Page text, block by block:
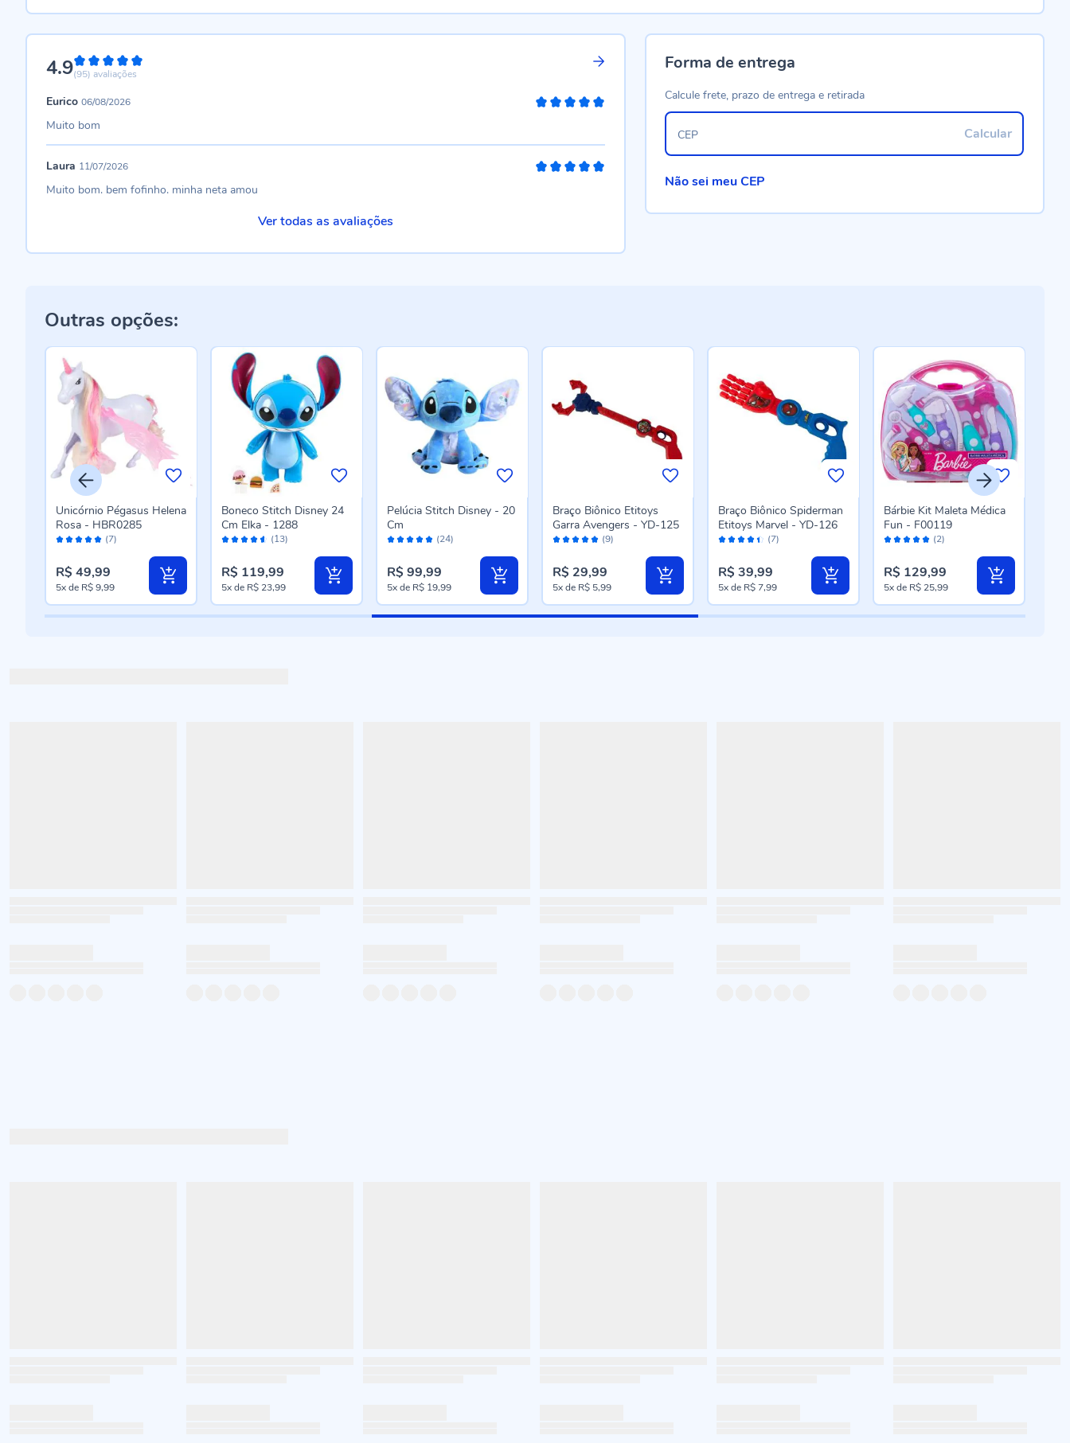
4.998%
(95) avaliações
Eurico 06/08/2026
Muito bom
Laura 11/07/2026
Muito bom. bem fofinho. minha neta amou
Ver todas as avaliações
Forma de entrega
Calcule frete, prazo de entrega e retirada
Calcular
CEP
Não sei meu CEP
Outras opções:
Avaliação: (7)
Unicórnio Pégasus Helena
Rosa - HBR0285
R$ 49,99
5xde R$ 9,99
Avaliação: (13)
Boneco Stitch Disney 24
Cm Elka - 1288
R$ 119,99
5xde R$ 23,99
Avaliação: (24)
Pelúcia Stitch Disney - 20
Cm
R$ 99,99
5xde R$ 19,99
Avaliação: (9)
Braço Biônico Etitoys
Garra Avengers - YD-125
R$ 29,99
5xde R$ 5,99
Avaliação: (7)
Braço Biônico Spiderman
Etitoys Marvel - YD-126
R$ 39,99
5xde R$ 7,99
Avaliação: (2)
Bárbie Kit Maleta Médica
Fun - F00119
R$ 129,99
5xde R$ 25,99